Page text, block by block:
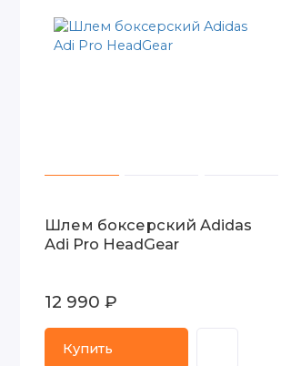
Шлем боксерский Adidas
Adi Pro HeadGear
12 990 ₽
Купить